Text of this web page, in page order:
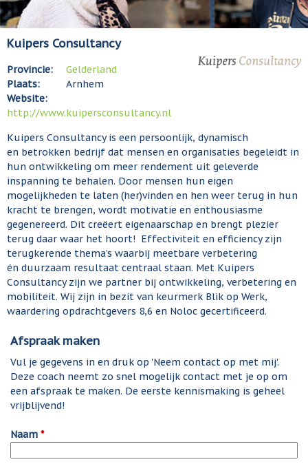
Kuipers Consultancy
Provincie:
Gelderland
Plaats:
Arnhem
Website:
http://www.kuipersconsultancy.nl
Kuipers Consultancy is een persoonlijk, dynamisch
en betrokken bedrijf dat mensen en organisaties begeleidt in
hun ontwikkeling om meer rendement uit geleverde
inspanning te behalen. Door mensen hun eigen
mogelijkheden te laten (her)vinden en hen weer terug in hun
kracht te brengen, wordt motivatie en enthousiasme
gegenereerd. Dit creëert eigenaarschap en brengt plezier
terug daar waar het hoort! Effectiviteit en efficiency zijn
terugkerende thema’s waarbij meetbare verbetering
én duurzaam resultaat centraal staan. Met Kuipers
Consultancy zijn we partner bij ontwikkeling, verbetering en
mobiliteit. Wij zijn in bezit van keurmerk Blik op Werk,
waardering opdrachtgevers 8,6 en Noloc gecertificeerd.
Afspraak maken
Vul je gegevens in en druk op 'Neem contact op met mij'.
Deze coach neemt zo snel mogelijk contact met je op om
een afspraak te maken. De eerste kennismaking is geheel
vrijblijvend!
Naam *